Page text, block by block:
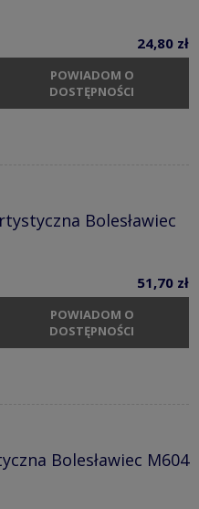
24,80 zł
POWIADOM O
DOSTĘPNOŚCI
Bolesławiec
51,70 zł
POWIADOM O
DOSTĘPNOŚCI
Bolesławiec M604